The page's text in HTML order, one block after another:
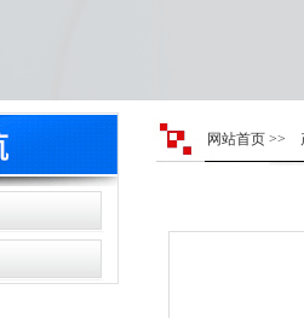
网站首页 >>